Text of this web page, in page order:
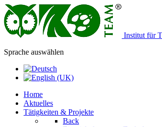
Institut für
Sprache auswählen
Home
Aktuelles
Tätigkeiten & Projekte
Back